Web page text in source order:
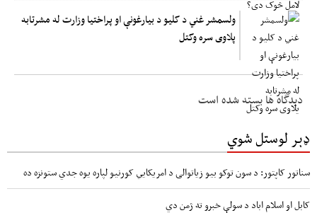
ولسمشر غني د کلیو د بیارغونې او پراختیا وزارت له مشرتابه
پلاوی سره وکتل
دیدگاه ها بسته شده است
ډېر لوستل شوي
سناتور کاپتور: د سون توکو بیو زیاتوالی د امریکایي کورنیو لپاره یوه جدي ستونزه ده
کابل او اسلام اباد د سولې خبرو ته ژمن دي